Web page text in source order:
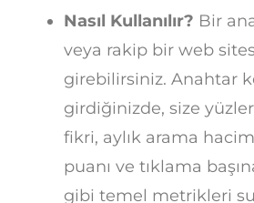
Nasıl Kullanılır? Bir
veya rakip bir web
girebilirsiniz. Anahtar
girdiğinizde, size
fikri, aylık arama
puanı ve tıklama
gibi temel metrikleri